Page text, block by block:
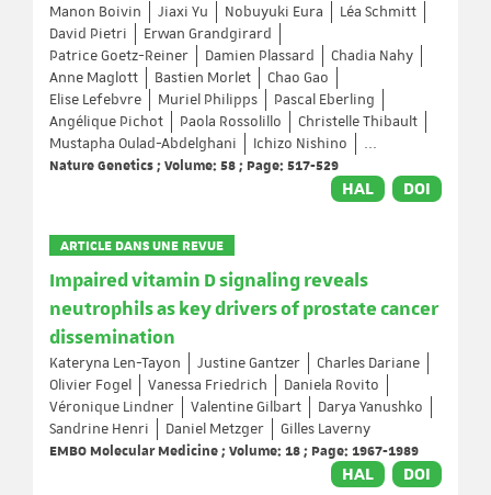
Manon Boivin Jiaxi Yu Nobuyuki Eura
Léa Schmitt
David Pietri
Erwan Grandgirard
Patrice Goetz-Reiner
Damien Plassard
Chadia Nahy
Anne Maglott
Bastien Morlet
Chao Gao
Elise Lefebvre
Muriel Philipps
Pascal Eberling
Angélique Pichot
Paola Rossolillo
Christelle Thibault
Mustapha Oulad-Abdelghani
Ichizo Nishino
...
Nature Genetics ; Volume: 58 ; Page: 517-529
HAL DOI
ARTICLE DANS UNE REVUE
Impaired vitamin D signaling reveals
neutrophils as key drivers of prostate cancer
dissemination
Kateryna Len-Tayon Justine Gantzer
Charles Dariane
Olivier Fogel
Vanessa Friedrich
Daniela Rovito
Véronique Lindner
Valentine Gilbart
Darya Yanushko
Sandrine Henri
Daniel Metzger
Gilles Laverny
EMBO Molecular Medicine ; Volume: 18 ; Page: 1967-1989
HAL DOI